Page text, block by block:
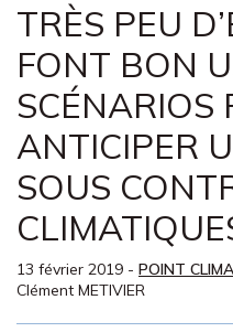
TRÈS PEU
FONT BON
SCÉNARIOS
ANTICIPER
SOUS
13 février 2019 - POINT
Clément METIVIER